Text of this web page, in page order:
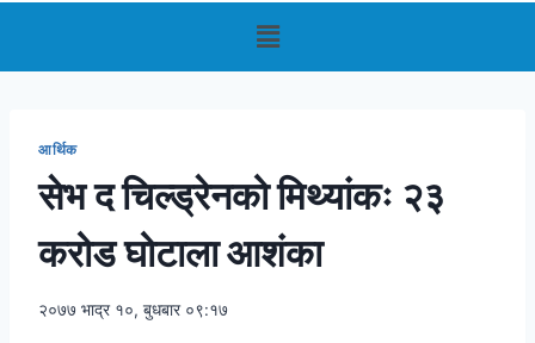
आर्थिक
सेभ द चिल्ड्रेनको मिथ्यांकः २३
करोड घोटाला आशंका
२०७७ भाद्र १०, बुधबार ०९:१७